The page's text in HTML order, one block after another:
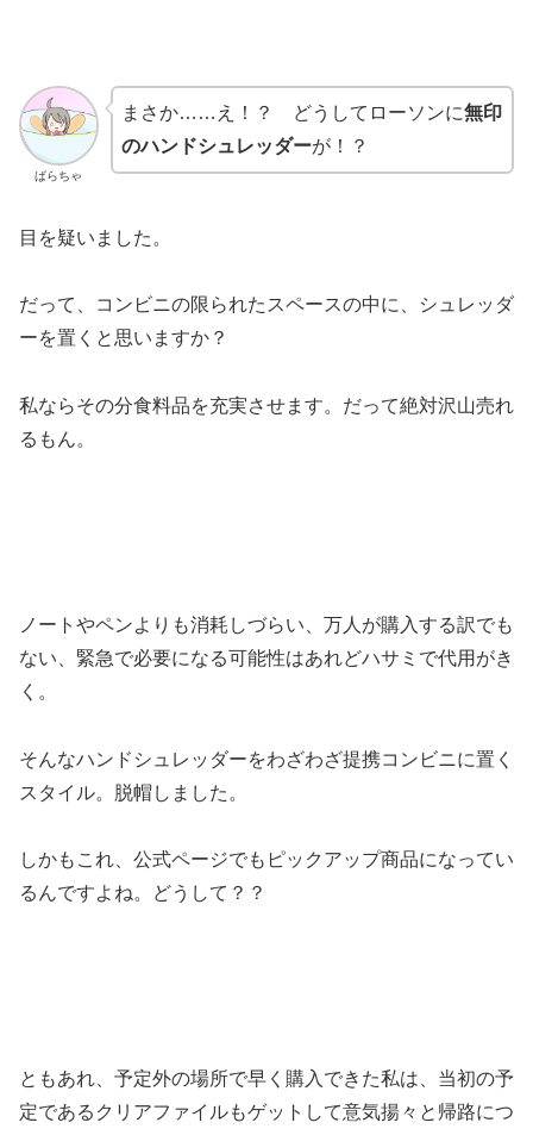
ばらちゃ
まさか……え！？ どうしてローソンに無印
のハンドシュレッダーが！？
目を疑いました。
だって、コンビニの限られたスペースの中に、シュレッダ
ーを置くと思いますか？
私ならその分食料品を充実させます。だって絶対沢山売れ
るもん。
ノートやペンよりも消耗しづらい、万人が購入する訳でも
ない、緊急で必要になる可能性はあれどハサミで代用がき
く。
そんなハンドシュレッダーをわざわざ提携コンビニに置く
スタイル。脱帽しました。
しかもこれ、公式ページでもピックアップ商品になってい
るんですよね。どうして？？
ともあれ、予定外の場所で早く購入できた私は、当初の予
定であるクリアファイルもゲットして意気揚々と帰路につ